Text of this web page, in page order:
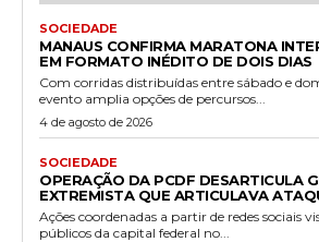
SOCIEDADE
MANAUS CONFIRMA MARATONA
EM FORMATO INÉDITO DE DOIS DIAS
Com corridas distribuídas entre sábado e
evento amplia opções de percursos...
4 de agosto de 2026
SOCIEDADE
OPERAÇÃO DA PCDF DESARTICULA
EXTREMISTA QUE ARTICULAVA
Ações coordenadas a partir de redes sociais
públicos da capital federal no...